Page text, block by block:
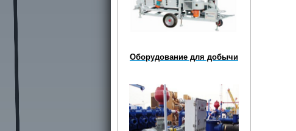
Оборудование для добычи